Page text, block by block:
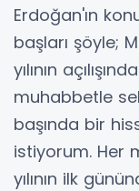
Erdoğan'ın
başları şöyle;
yılının
muhabbetle
başında bir
istiyorum. Her
yılının ilk